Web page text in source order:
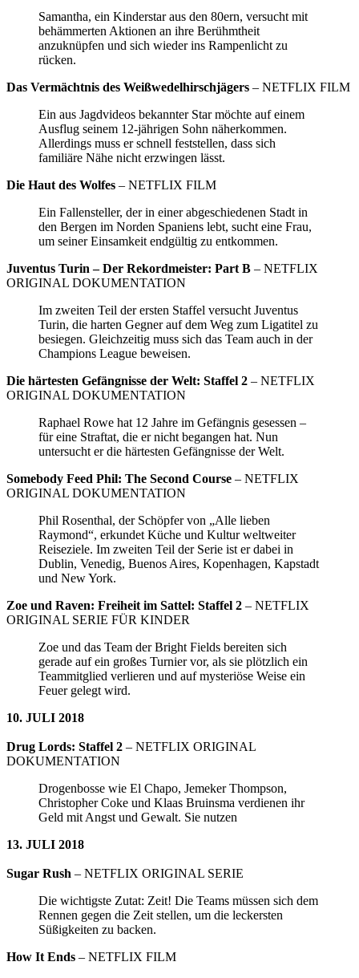
Samantha, ein Kinderstar aus den 80ern, versucht mit
behämmerten Aktionen an ihre Berühmtheit
anzuknüpfen und sich wieder ins Rampenlicht zu
rücken.
Das Vermächtnis des Weißwedelhirschjägers – NETFLIX FILM
Ein aus Jagdvideos bekannter Star möchte auf einem
Ausflug seinem 12-jährigen Sohn näherkommen.
Allerdings muss er schnell feststellen, dass sich
familiäre Nähe nicht erzwingen lässt.
Die Haut des Wolfes – NETFLIX FILM
Ein Fallensteller, der in einer abgeschiedenen Stadt in
den Bergen im Norden Spaniens lebt, sucht eine Frau,
um seiner Einsamkeit endgültig zu entkommen.
Juventus Turin – Der Rekordmeister: Part B – NETFLIX
ORIGINAL DOKUMENTATION
Im zweiten Teil der ersten Staffel versucht Juventus
Turin, die harten Gegner auf dem Weg zum Ligatitel zu
besiegen. Gleichzeitig muss sich das Team auch in der
Champions League beweisen.
Die härtesten Gefängnisse der Welt: Staffel 2 – NETFLIX
ORIGINAL DOKUMENTATION
Raphael Rowe hat 12 Jahre im Gefängnis gesessen –
für eine Straftat, die er nicht begangen hat. Nun
untersucht er die härtesten Gefängnisse der Welt.
Somebody Feed Phil: The Second Course – NETFLIX
ORIGINAL DOKUMENTATION
Phil Rosenthal, der Schöpfer von „Alle lieben
Raymond“, erkundet Küche und Kultur weltweiter
Reiseziele. Im zweiten Teil der Serie ist er dabei in
Dublin, Venedig, Buenos Aires, Kopenhagen, Kapstadt
und New York.
Zoe und Raven: Freiheit im Sattel: Staffel 2 – NETFLIX
ORIGINAL SERIE FÜR KINDER
Zoe und das Team der Bright Fields bereiten sich
gerade auf ein großes Turnier vor, als sie plötzlich ein
Teammitglied verlieren und auf mysteriöse Weise ein
Feuer gelegt wird.
10. JULI 2018
Drug Lords: Staffel 2 – NETFLIX ORIGINAL
DOKUMENTATION
Drogenbosse wie El Chapo, Jemeker Thompson,
Christopher Coke und Klaas Bruinsma verdienen ihr
Geld mit Angst und Gewalt. Sie nutzen
13. JULI 2018
Sugar Rush – NETFLIX ORIGINAL SERIE
Die wichtigste Zutat: Zeit! Die Teams müssen sich dem
Rennen gegen die Zeit stellen, um die leckersten
Süßigkeiten zu backen.
How It Ends – NETFLIX FILM